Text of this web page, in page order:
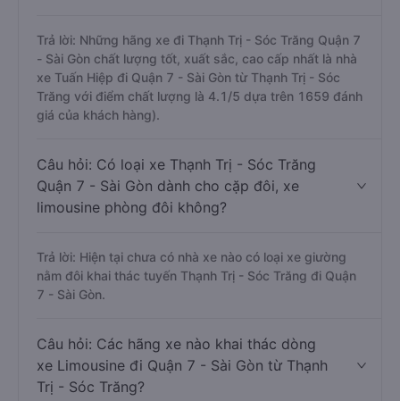
Trả lời: Những hãng xe đi Thạnh Trị - Sóc Trăng Quận 7
- Sài Gòn chất lượng tốt, xuất sắc, cao cấp nhất là nhà
xe Tuấn Hiệp đi Quận 7 - Sài Gòn từ Thạnh Trị - Sóc
Trăng với điểm chất lượng là 4.1/5 dựa trên 1659 đánh
giá của khách hàng).
Câu hỏi: Có loại xe Thạnh Trị - Sóc Trăng
Quận 7 - Sài Gòn dành cho cặp đôi, xe
limousine phòng đôi không?
Trả lời: Hiện tại chưa có nhà xe nào có loại xe giường
nằm đôi khai thác tuyến Thạnh Trị - Sóc Trăng đi Quận
7 - Sài Gòn.
Câu hỏi: Các hãng xe nào khai thác dòng
xe Limousine đi Quận 7 - Sài Gòn từ Thạnh
Trị - Sóc Trăng?